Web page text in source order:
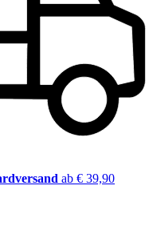
ab € 39,90